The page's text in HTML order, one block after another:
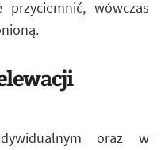
wówczas
oraz w